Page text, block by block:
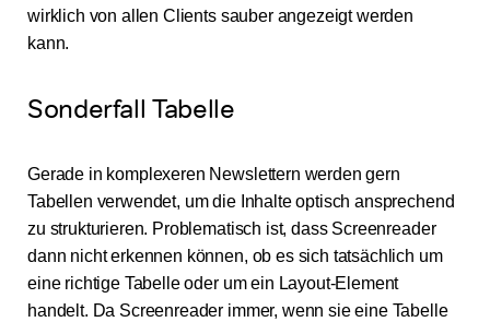
wirklich von allen Clients sauber angezeigt werden
kann.
Sonderfall Tabelle
Gerade in komplexeren Newslettern werden gern
Tabellen verwendet, um die Inhalte optisch ansprechend
zu strukturieren. Problematisch ist, dass Screenreader
dann nicht erkennen können, ob es sich tatsächlich um
eine richtige Tabelle oder um ein Layout-Element
handelt. Da Screenreader immer, wenn sie eine Tabelle